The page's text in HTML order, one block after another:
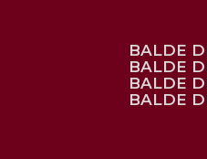
BALDE
BALDE
BALDE
BALDE